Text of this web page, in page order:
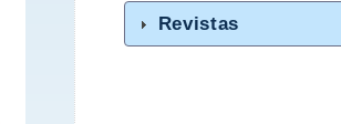
Revistas